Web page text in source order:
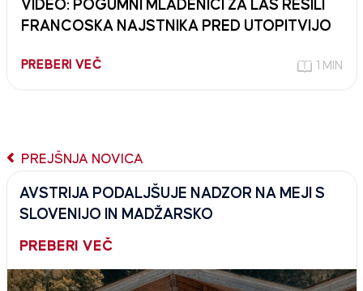
VIDEO: POGUMNI MLADENIČI ZA LAS REŠILI
FRANCOSKA NAJSTNIKA PRED UTOPITVIJO
PREBERI VEČ 1 MIN
PREJŠNJA NOVICA
AVSTRIJA PODALJŠUJE NADZOR NA MEJI S
SLOVENIJO IN MADŽARSKO
PREBERI VEČ